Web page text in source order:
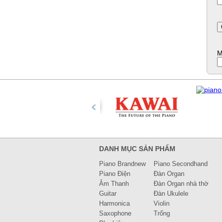
DANH MỤC SẢN PHẨM
Piano Brandnew
Piano Secondhand
Piano Điện
Đàn Organ
Âm Thanh
Đàn Organ nhà thờ
Guitar
Đàn Ukulele
Harmonica
Violin
Saxophone
Trống